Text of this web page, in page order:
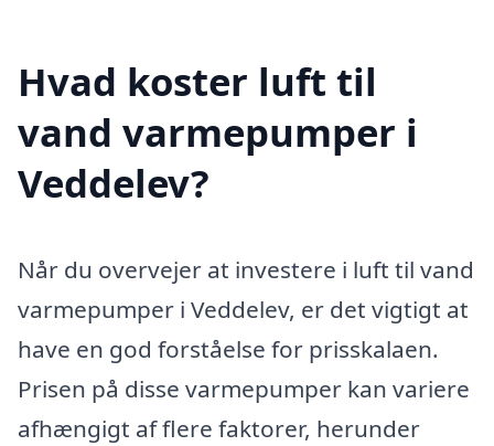
Hvad koster luft til
vand varmepumper i
Veddelev?
Når du overvejer at investere i luft til vand
varmepumper i Veddelev, er det vigtigt at
have en god forståelse for prisskalaen.
Prisen på disse varmepumper kan variere
afhængigt af flere faktorer, herunder